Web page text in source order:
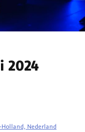
2024
Nederland